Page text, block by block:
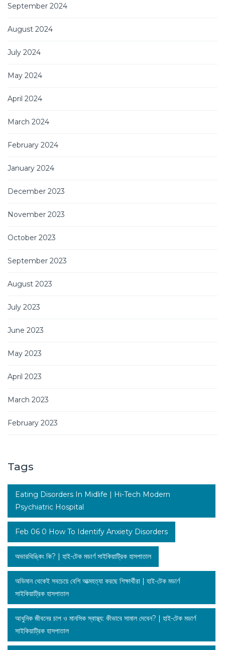
September 2024
August 2024
July 2024
May 2024
April 2024
March 2024
February 2024
January 2024
December 2023
November 2023
October 2023
September 2023
August 2023
July 2023
June 2023
May 2023
April 2023
March 2023
February 2023
Tags
Eating Disorders In Midlife | Hi-Tech Modern
Psychiatric Hospital
Feb 06 0 How To Identify Anxiety Disorders
অভারথিঙ্কিং কি? | হাই-টেক মডার্ণ সাইকিয়াট্রিক হাসপাতাল
অভিমান থেকেই সবচেয়ে বেশি আত্মহত্যা করছে শিক্ষার্থীরা | হাই-টেক মডার্ণ
সাইকিয়াট্রিক হাসপাতাল
আধুনিক জীবনের চাপ ও মানসিক স্বাস্থ্য: কীভাবে সামাল দেবেন? | হাই-টেক মডার্ণ
সাইকিয়াট্রিক হাসপাতাল